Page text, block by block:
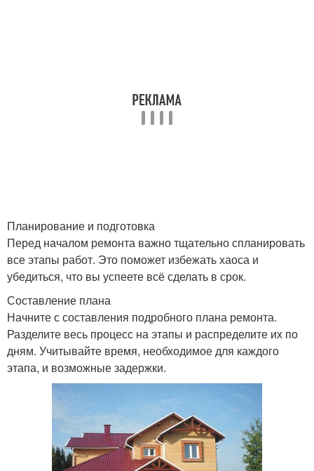
Планирование и подготовка
Перед началом ремонта важно тщательно спланировать
все этапы работ. Это поможет избежать хаоса и
убедиться, что вы успеете всё сделать в срок.
Составление плана
Начните с составления подробного плана ремонта.
Разделите весь процесс на этапы и распределите их по
дням. Учитывайте время, необходимое для каждого
этапа, и возможные задержки.